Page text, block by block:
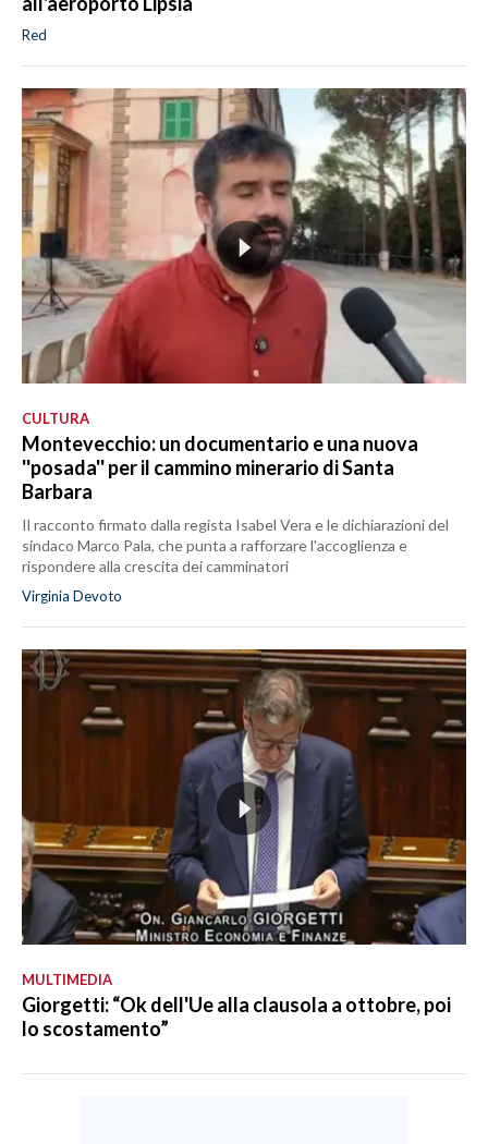
Red
CULTURA
Montevecchio: un documentario e una nuova
''posada'' per il cammino minerario di Santa
Barbara
Il racconto firmato dalla regista Isabel Vera e le dichiarazioni del
sindaco Marco Pala, che punta a rafforzare l'accoglienza e
rispondere alla crescita dei camminatori
Virginia Devoto
MULTIMEDIA
Giorgetti: “Ok dell'Ue alla clausola a ottobre, poi
lo scostamento”